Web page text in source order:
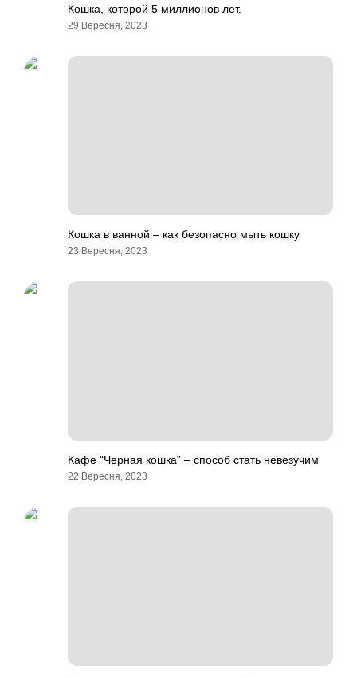
Кошка, которой 5 миллионов лет.
29 Вересня, 2023
Кошка в ванной – как безопасно мыть кошку
23 Вересня, 2023
Кафе “Черная кошка” – способ стать невезучим
22 Вересня, 2023